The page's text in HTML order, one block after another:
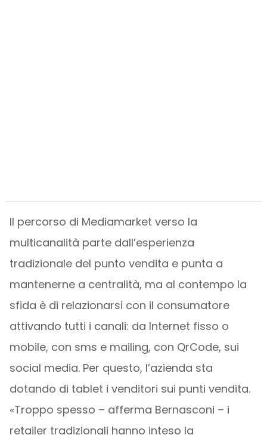
Il percorso di Mediamarket verso la
multicanalità parte dall’esperienza
tradizionale del punto vendita e punta a
mantenerne a centralità, ma al contempo la
sfida è di relazionarsi con il consumatore
attivando tutti i canali: da Internet fisso o
mobile, con sms e mailing, con QrCode, sui
social media. Per questo, l’azienda sta
dotando di tablet i venditori sui punti vendita.
«Troppo spesso – afferma Bernasconi – i
retailer tradizionali hanno inteso la